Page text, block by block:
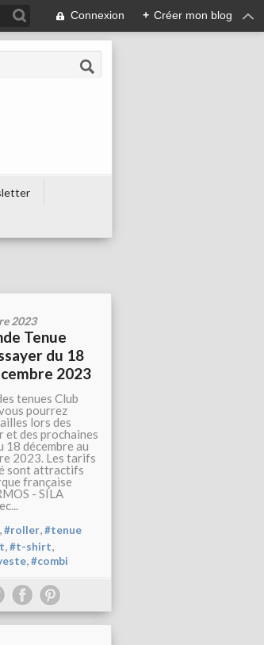
Connexion + Créer mon blog
2023
Tenue
du 18
2023
tenues Club
pourrez
lors des
et des prochaines
18 décembre au
2023. Les tarifs
sont attractifs
française
- SILA
,#roller,#tenue
,#t-shirt,
,#combi